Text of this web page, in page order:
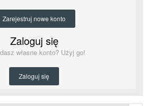
Zarejestruj nowe konto
Zaloguj się
własne konto? Użyj go!
Zaloguj się